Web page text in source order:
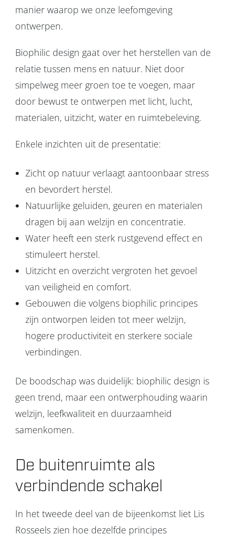
manier waarop we onze leefomgeving
ontwerpen.
Biophilic design gaat over het herstellen van de
relatie tussen mens en natuur. Niet door
simpelweg meer groen toe te voegen, maar
door bewust te ontwerpen met licht, lucht,
materialen, uitzicht, water en ruimtebeleving.
Enkele inzichten uit de presentatie:
Zicht op natuur verlaagt aantoonbaar stress
en bevordert herstel.
Natuurlijke geluiden, geuren en materialen
dragen bij aan welzijn en concentratie.
Water heeft een sterk rustgevend effect en
stimuleert herstel.
Uitzicht en overzicht vergroten het gevoel
van veiligheid en comfort.
Gebouwen die volgens biophilic principes
zijn ontworpen leiden tot meer welzijn,
hogere productiviteit en sterkere sociale
verbindingen.
De boodschap was duidelijk: biophilic design is
geen trend, maar een ontwerphouding waarin
welzijn, leefkwaliteit en duurzaamheid
samenkomen.
De buitenruimte als
verbindende schakel
In het tweede deel van de bijeenkomst liet Lis
Rosseels zien hoe dezelfde principes